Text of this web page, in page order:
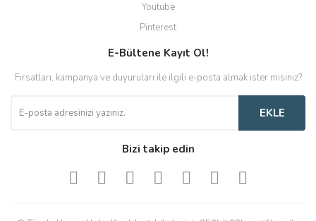
Youtube
Pinterest
E-Bültene Kayıt Ol!
Fırsatları, kampanya ve duyuruları ile ilgili e-posta almak ister misiniz?
EKLE
Bizi takip edin